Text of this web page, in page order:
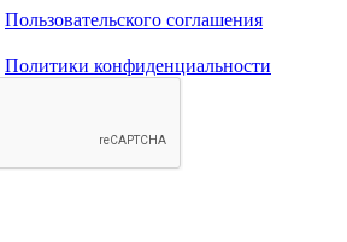
Пользовательского соглашения
Политики конфиденциальности